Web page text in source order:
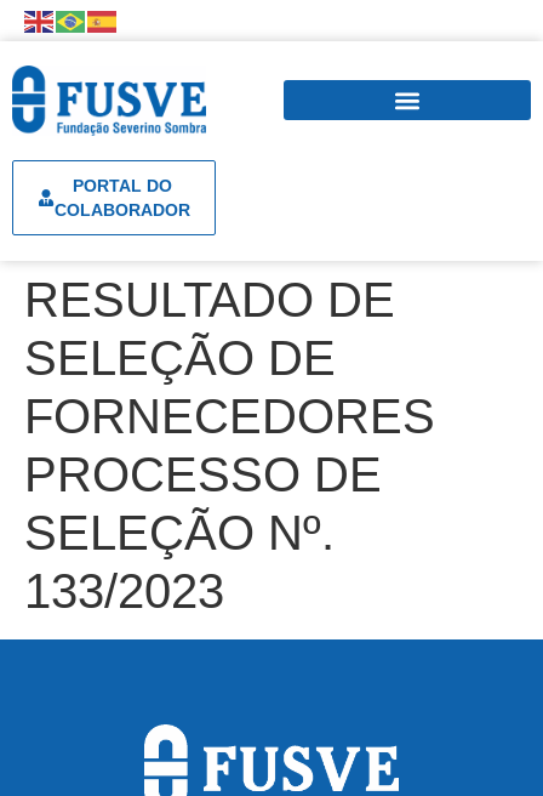
PORTAL DO
COLABORADOR
RESULTADO DE
SELEÇÃO DE
FORNECEDORES
PROCESSO DE
SELEÇÃO Nº.
133/2023